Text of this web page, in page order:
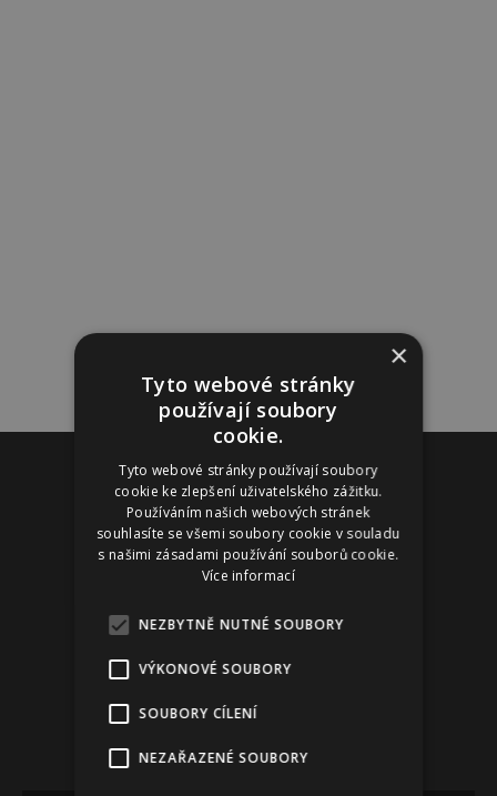
×
Tyto webové stránky
používají soubory
cookie.
Tyto webové stránky používají soubory
cookie ke zlepšení uživatelského zážitku.
Používáním našich webových stránek
souhlasíte se všemi soubory cookie v souladu
s našimi zásadami používání souborů cookie.
Více informací
NEZBYTNĚ NUTNÉ SOUBORY
VÝKONOVÉ SOUBORY
SOUBORY CÍLENÍ
NEZAŘAZENÉ SOUBORY